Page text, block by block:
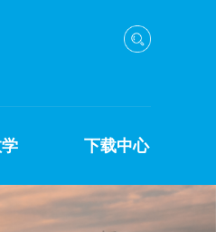
下载中心